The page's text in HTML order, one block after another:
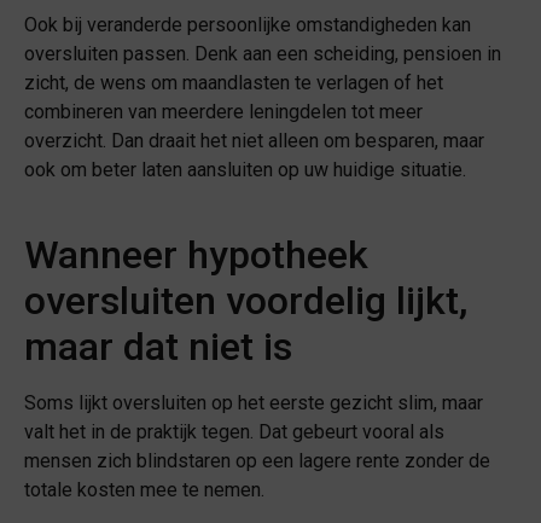
Ook bij veranderde persoonlijke omstandigheden kan
oversluiten passen. Denk aan een scheiding, pensioen in
zicht, de wens om maandlasten te verlagen of het
combineren van meerdere leningdelen tot meer
overzicht. Dan draait het niet alleen om besparen, maar
ook om beter laten aansluiten op uw huidige situatie.
Wanneer hypotheek
oversluiten voordelig lijkt,
maar dat niet is
Soms lijkt oversluiten op het eerste gezicht slim, maar
valt het in de praktijk tegen. Dat gebeurt vooral als
mensen zich blindstaren op een lagere rente zonder de
totale kosten mee te nemen.